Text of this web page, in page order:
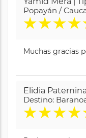
Popayán /
★★★★
Muchas gracias
Elidia Paternina
Destino:
★★★★